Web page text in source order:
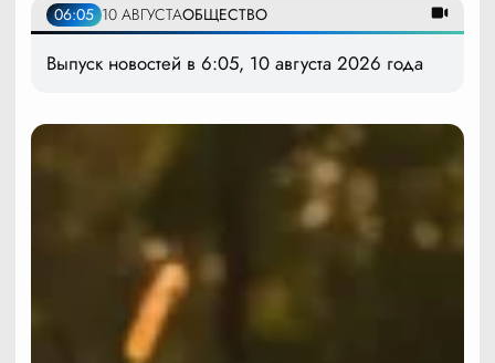
06:05 10 АВГУСТАОБЩЕСТВО
Выпуск новостей в 6:05, 10 августа 2026 года